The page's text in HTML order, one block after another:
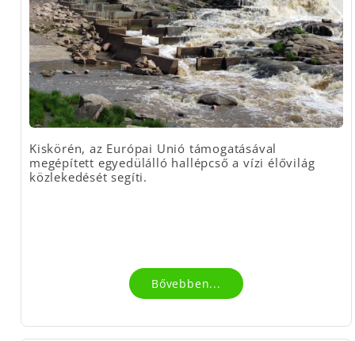
Kiskörén, az Európai Unió támogatásával
megépített egyedülálló hallépcső a vízi élővilág
közlekedését segíti.
Bővebben...